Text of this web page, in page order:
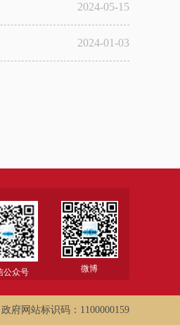
2024-05-15
2024-01-03
公众号 微博
政府网站标识码：1100000159